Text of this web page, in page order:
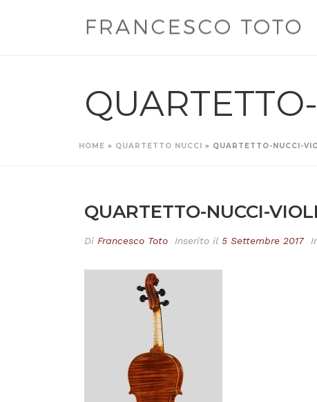
HOME » QUARTETTO NUCCI » QUARTETTO-NUCCI-
QUARTETTO-NUCCI-
Di Francesco Toto Inserito il 5 Settembre 2017